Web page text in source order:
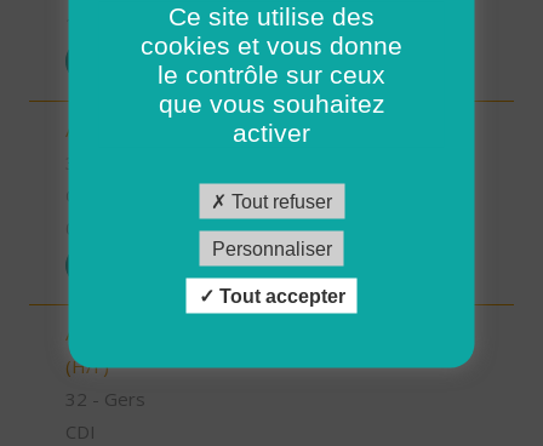
POSTULER
Aide à domicile - secteur Beaumarchès (H/F)
Auxiliaire de vie sociale - secteur L'Isle Jourdain
(H/F)
32 - Gers
CDI
Ce site utilise des
cookies et vous donne
le contrôle sur ceux
que vous souhaitez
activer
Tout refuser
Personnaliser
Tout accepter